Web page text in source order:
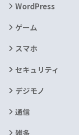
WordPress
ゲーム
スマホ
セキュリティ
デジモノ
通信
雑多